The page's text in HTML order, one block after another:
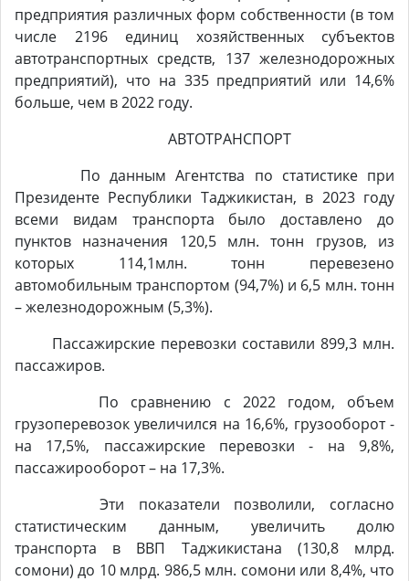
предприятия различных форм собственности (в том
числе 2196 единиц хозяйственных субъектов
автотранспортных средств, 137 железнодорожных
предприятий), что на 335 предприятий или 14,6%
больше, чем в 2022 году.
АВТОТРАНСПОРТ
По данным Агентства по статистике при
Президенте Республики Таджикистан, в 2023 году
всеми видам транспорта было доставлено до
пунктов назначения 120,5 млн. тонн грузов, из
которых 114,1млн. тонн перевезено
автомобильным транспортом (94,7%) и 6,5 млн. тонн
– железнодорожным (5,3%).
Пассажирские перевозки составили 899,3 млн.
пассажиров.
По сравнению с 2022 годом, объем
грузоперевозок увеличился на 16,6%, грузооборот -
на 17,5%, пассажирские перевозки - на 9,8%,
пассажирооборот – на 17,3%.
Эти показатели позволили, согласно
статистическим данным, увеличить долю
транспорта в ВВП Таджикистана (130,8 млрд.
сомони) до 10 млрд. 986,5 млн. сомони или 8,4%, что